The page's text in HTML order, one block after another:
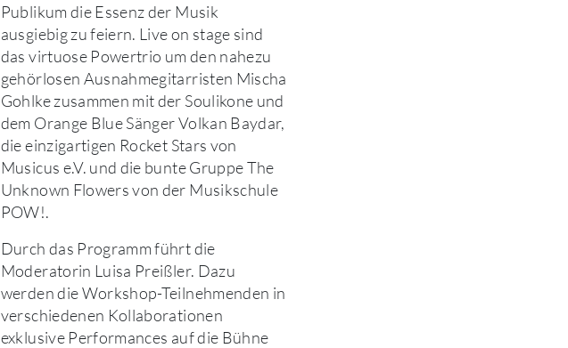
Publikum die Essenz der Musik
ausgiebig zu feiern. Live on stage sind
das virtuose Powertrio um den nahezu
gehörlosen Ausnahmegitarristen Mischa
Gohlke zusammen mit der Soulikone und
dem Orange Blue Sänger Volkan Baydar,
die einzigartigen Rocket Stars von
Musicus e.V. und die bunte Gruppe The
Unknown Flowers von der Musikschule
POW!.
Durch das Programm führt die
Moderatorin Luisa Preißler. Dazu
werden die Workshop-Teilnehmenden in
verschiedenen Kollaborationen
exklusive Performances auf die Bühne